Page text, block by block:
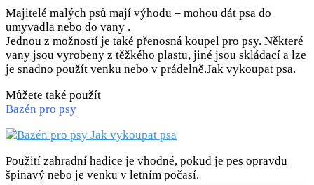
Majitelé malých psů mají výhodu – mohou dát psa do
umyvadla nebo do vany .
Jednou z možností je také přenosná koupel pro psy. Některé
vany jsou vyrobeny z těžkého plastu, jiné jsou skládací a lze
je snadno použít venku nebo v prádelně.Jak vykoupat psa.
Můžete také použít
Bazén pro psy
Použití zahradní hadice je vhodné, pokud je pes opravdu
špinavý nebo je venku v letním počasí.